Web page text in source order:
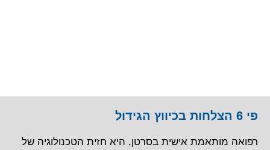
פי 6 הצלחות בכיווץ הגידול
רפואה מותאמת אישית בסרטן, היא חזית הטכנולוגיה של